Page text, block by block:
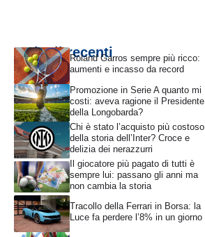
Articoli recentiRoland Garros sempre più ricco:
aumenti e incasso da record
Promozione in Serie A quanto mi
costi: aveva ragione il Presidente
della Longobarda?
Chi è stato l’acquisto più costoso
della storia dell’Inter? Croce e
delizia dei nerazzurri
Il giocatore più pagato di tutti è
sempre lui: passano gli anni ma
non cambia la storia
Tracollo della Ferrari in Borsa: la
Luce fa perdere l’8% in un giorno